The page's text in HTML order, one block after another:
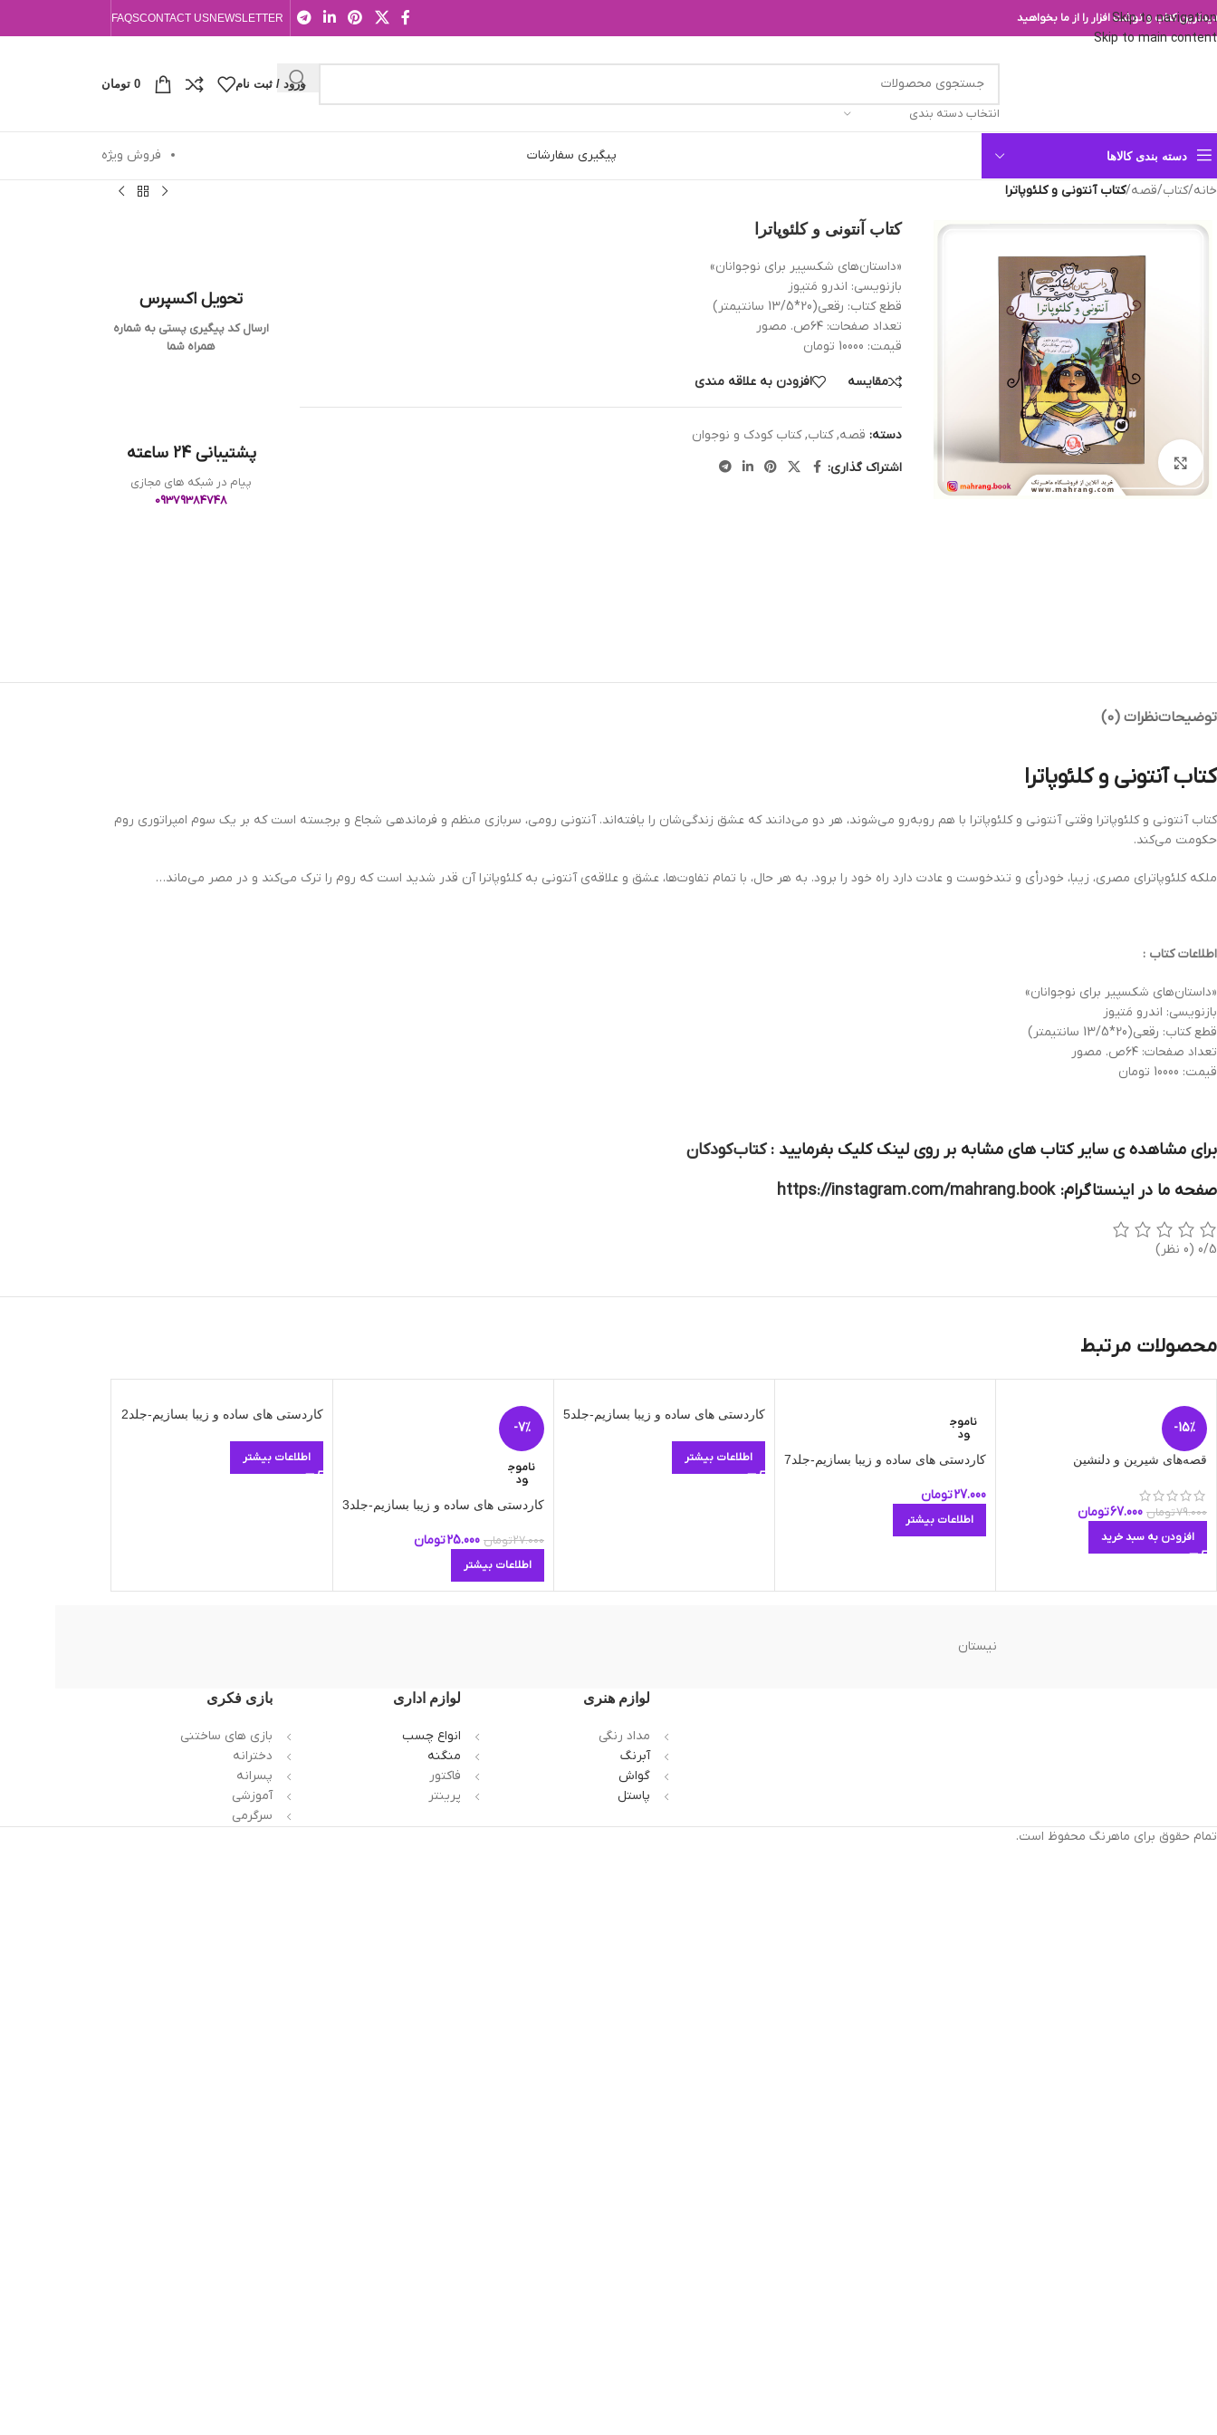
Skip to navigation
Skip to main content
کتاب و نوشت افزار را از ما بخواهید NEWSLETTER
CONTACT US
FAQS
انتخاب دسته بندی
ورود / ثبت نام 0 تومان
دسته بندی کالاها پیگیری سفارشات فروش ویژه
خانه/کتاب/قصه/کتاب آنتونى و كلئوپاترا
بزرگنمایی تصویر
کتاب آنتونى و كلئوپاترا
«داستان‌های شکسپیر برای نوجوانان»
بازنویسی: اندرو مَتیوز
قطع کتاب: رقعی(20*13/5 سانتیمتر)
تعداد صفحات: ۶۴ص. مصور
قیمت: 10000 تومان
مقایسه افزودن به علاقه مندی
دسته: قصه, کتاب, کتاب کودک و نوجوان
اشتراک گذاری:
تحویل اکسپرس
ارسال کد پیگیری پستی به شماره
همراه شما
پشتیبانی 24 ساعته
پیام در شبکه های مجازی
09379384748
توضیحاتنظرات (0)
کتاب آنتونى و كلئوپاترا
کتاب آنتونى و كلئوپاترا وقتى آنتونى و كلئوپاترا با هم روبه‌رو مى‌شوند، هر دو مى‌دانند كه عشق زندگى‌شان را يافته‌اند. آنتونى رومى، سربازى منظم و فرماندهى شجاع و برجسته است كه بر يك سوم امپراتورى روم
حكومت مى‌كند.
ملكه كلئوپاتراى مصرى، زيبا، خودرأى و تندخوست و عادت دارد راه خود را برود. به هر حال، با تمام تفاوت‌ها، عشق و علاقه‌ى آنتونى به كلئوپاترا آن قدر شديد است كه روم را ترك مى‌كند و در مصر مى‌ماند…
اطلاعات کتاب :
«داستان‌های شکسپیر برای نوجوانان»
بازنویسی: اندرو مَتیوز
قطع کتاب: رقعی(20*13/5 سانتیمتر)
تعداد صفحات: ۶۴ص. مصور
قیمت: 10000 تومان
برای مشاهده ی سایر کتاب های مشابه بر روی لینک کلیک بفرمایید :کتاب کودکان
صفحه ما در اینستاگرام:https://instagram.com/mahrang.book
0/5 (0 نظر)
محصولات مرتبط
-15%
قصه‌های شیرین و دلنشین
79.000تومان 67.000تومان
افزودن به سبد خرید
ناموج
ود
کاردستی های ساده و زیبا بسازیم-جلد7
27.000تومان
اطلاعات بیشتر
کاردستی های ساده و زیبا بسازیم-جلد5
اطلاعات بیشتر
-7%
ناموج
ود
کاردستی های ساده و زیبا بسازیم-جلد3
27.000تومان 25.000تومان
اطلاعات بیشتر
کاردستی های ساده و زیبا بسازیم-جلد2
اطلاعات بیشتر
نیستان
لوازم هنری
مداد رنگی
آبرنگ
گواش
پاستل
لوازم اداری
انواع چسب
منگنه
فاکتور
پرینتر
بازی فکری
بازی های ساختنی
دخترانه
پسرانه
آموزشی
سرگرمی
تمام حقوق برای ماهرنگ محفوظ است.